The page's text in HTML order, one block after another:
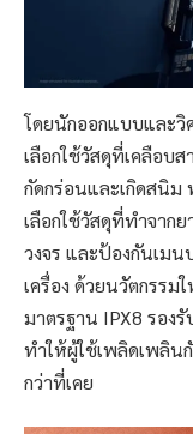
โดยนักออกแบบและวิ
เลือกใช้วัสดุที่เคลือบ
กัดกร่อนและเกิดสนิม
เลือกใช้วัสดุที่ทำจาก
วงจร และป้องกันเมน
เครื่อง ด้วยนวัตกรรม
มาตรฐาน IPX8 รอง
ทำให้ผู้ใช้เพลิดเพลิน
กว่าที่เคย